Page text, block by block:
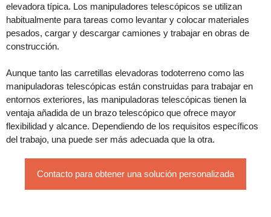
elevadora típica. Los manipuladores telescópicos se utilizan
habitualmente para tareas como levantar y colocar materiales
pesados, cargar y descargar camiones y trabajar en obras de
construcción.
Aunque tanto las carretillas elevadoras todoterreno como las
manipuladoras telescópicas están construidas para trabajar en
entornos exteriores, las manipuladoras telescópicas tienen la
ventaja añadida de un brazo telescópico que ofrece mayor
flexibilidad y alcance. Dependiendo de los requisitos específicos
del trabajo, una puede ser más adecuada que la otra.
Contacto para obtener una solución personalizada